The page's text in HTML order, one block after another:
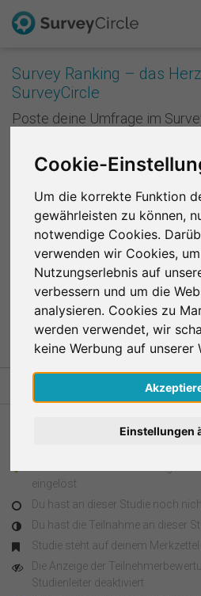
Cookie-
Um die korrekte Funktion
gewährleisten zu können,
notwendige Cookies.
verwenden wir Cookies,
Nutzungserlebnis auf
verbessern und um die
analysieren. Cookies zu
werden verwendet, wir
keine Werbung auf unserer
Einstellungen
Survey Ranking – das
SurveyCircle
Poste deine Umfrage im
deiner Studie im Survey
deiner Studie teil. Anders
andere unterstützt, desto
bekommst du zurück.
Registriere dich kostenlos, um bei
Studienteilnehmer zu finden und
Forschungsprojekte zu
Region 1 R 2 R 3
eingelöst
Du hast an dieser Studie noch
Du hast die Teilnahme an dieser
Studie steht auf deinem Merkzettel
Die Anzeige der
Studienleiter deaktiviert
FAQ
English